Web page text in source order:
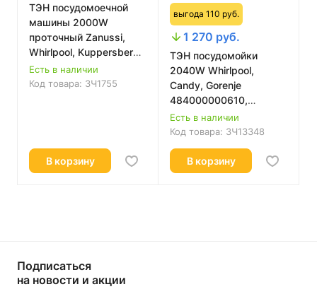
ТЭН посудомоечной
машины 2000W
проточный Zanussi,
Whirlpool, Kuppersberg
50297618006
Есть в наличии
Код товара: ЗЧ1755
В корзину
выгода 110 руб.
1 270 руб.
ТЭН посудомойки
2040W Whirlpool,
Candy, Gorenje
484000000610,
481225928684,
91943054
Есть в наличии
Код товара: ЗЧ13348
В корзину
Подписаться
на новости и акции